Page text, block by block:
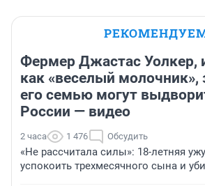
Фермер Джастас Уолкер,
как «веселый молочник»,
его семью могут
России — видео
2 часа 1 476 Обсудить
«Не рассчитала силы»: 18-летняя
успокоить трехмесячного сына и